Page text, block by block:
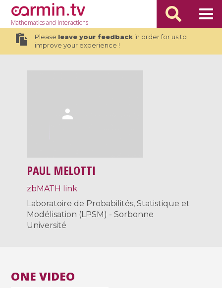
Mathematicsand Interactions
Please leave your feedbackin order for us to
improve your experience !
PAUL MELOTTI
zbMATH link
Laboratoire de Probabilités, Statistique et
Modélisation (LPSM) - Sorbonne
Université
ONE VIDEO